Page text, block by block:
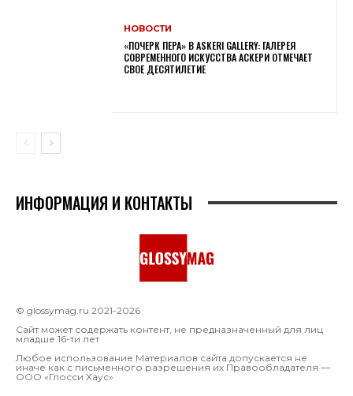
НОВОСТИ
«ПОЧЕРК ПЕРА» В ASKERI GALLERY: ГАЛЕРЕЯ
СОВРЕМЕННОГО ИСКУССТВА АСКЕРИ ОТМЕЧАЕТ
СВОЕ ДЕСЯТИЛЕТИЕ
ИНФОРМАЦИЯ И КОНТАКТЫ
© glossymag.ru 2021-2026
Сайт может содержать контент, не предназначенный для лиц
младше 16-ти лет
Любое использование Материалов сайта допускается не
иначе как с письменного разрешения их Правообладателя —
OOO «Глосси Хаус»